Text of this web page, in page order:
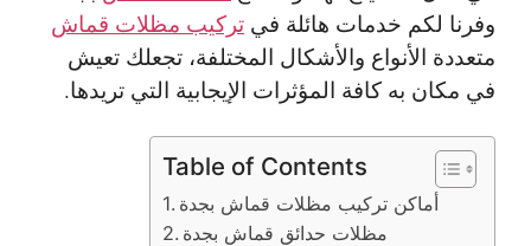
وفرنا لكم خدمات هائلة في تركيب مظلات قماش
متعددة الأنواع والأشكال المختلفة، تجعلك تعيش
في مكان به كافة المؤثرات الإيجابية التي تريدها.
Table of Contents
أماكن تركيب مظلات قماش بجدة
مظلات حدائق قماش بجدة